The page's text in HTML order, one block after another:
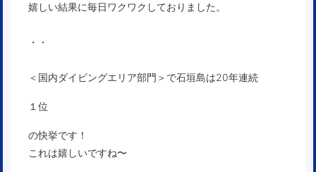
嬉しい結果に毎日ワクワクしておりました。
・・
＜国内ダイビングエリア部門＞で石垣島は20年連続
１位
の快挙です！
これは嬉しいですね〜